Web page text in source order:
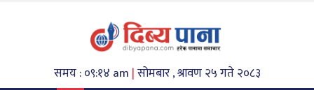
समय : ०९:१४ am |सोमबार , श्रावण २५ गते २०८३